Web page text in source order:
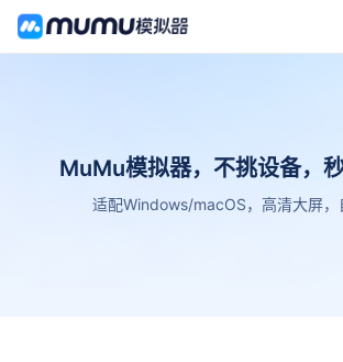
MuMu模拟器，不挑设备，秒
适配Windows/macOS，高清大屏，